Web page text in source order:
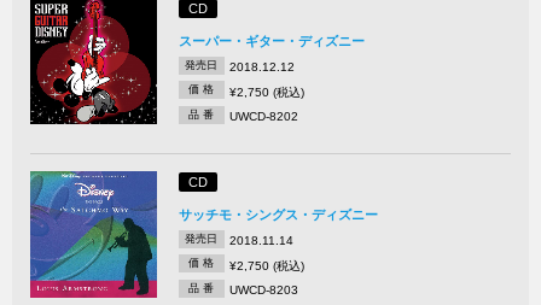
CD
スーパー・ギター・ディズニー
発売日 2018.12.12
価 格 ¥2,750 (税込)
品 番 UWCD-8202
CD
サッチモ・シングス・ディズニー
発売日 2018.11.14
価 格 ¥2,750 (税込)
品 番 UWCD-8203